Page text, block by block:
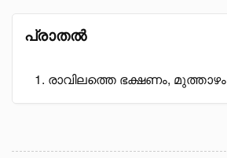
പ്രാതൽ
രാവിലത്തെ ഭക്ഷണം, മുത്താഴം